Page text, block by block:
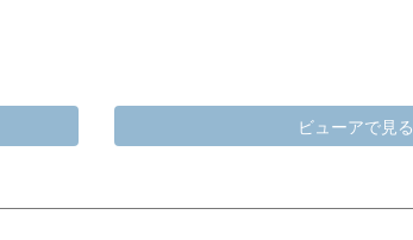
ビューアで見る